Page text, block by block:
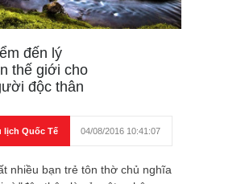
đến lý
thế giới cho
độc thân
lịch Quốc Tế 04/08/2016 10:41:07
nhiều bạn trẻ tôn thờ chủ nghĩa